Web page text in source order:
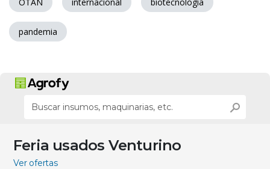
pandemia
Feria usados Venturino
Ver ofertas